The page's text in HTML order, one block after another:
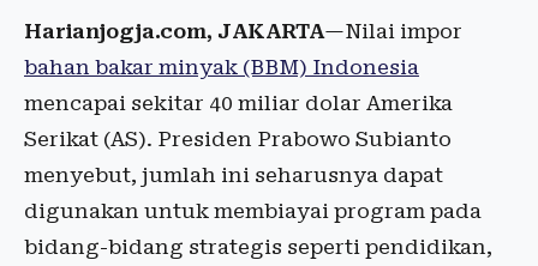
Harianjogja.com, JAKARTA—Nilai impor
bahan bakar minyak (BBM) Indonesia
mencapai sekitar 40 miliar dolar Amerika
Serikat (AS). Presiden Prabowo Subianto
menyebut, jumlah ini seharusnya dapat
digunakan untuk membiayai program pada
bidang-bidang strategis seperti pendidikan,